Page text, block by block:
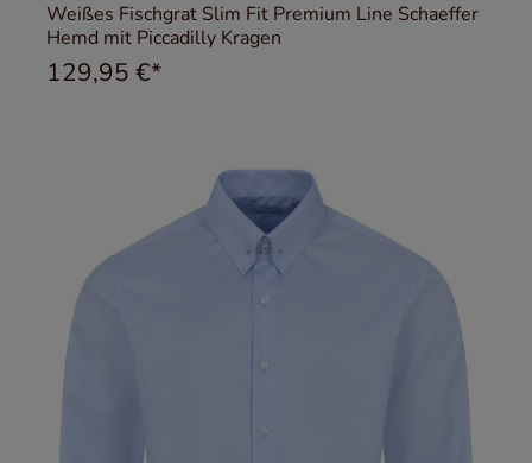
Weißes Fischgrat Slim Fit Premium Line Schaeffer
Hemd mit Piccadilly Kragen
129,95 €*